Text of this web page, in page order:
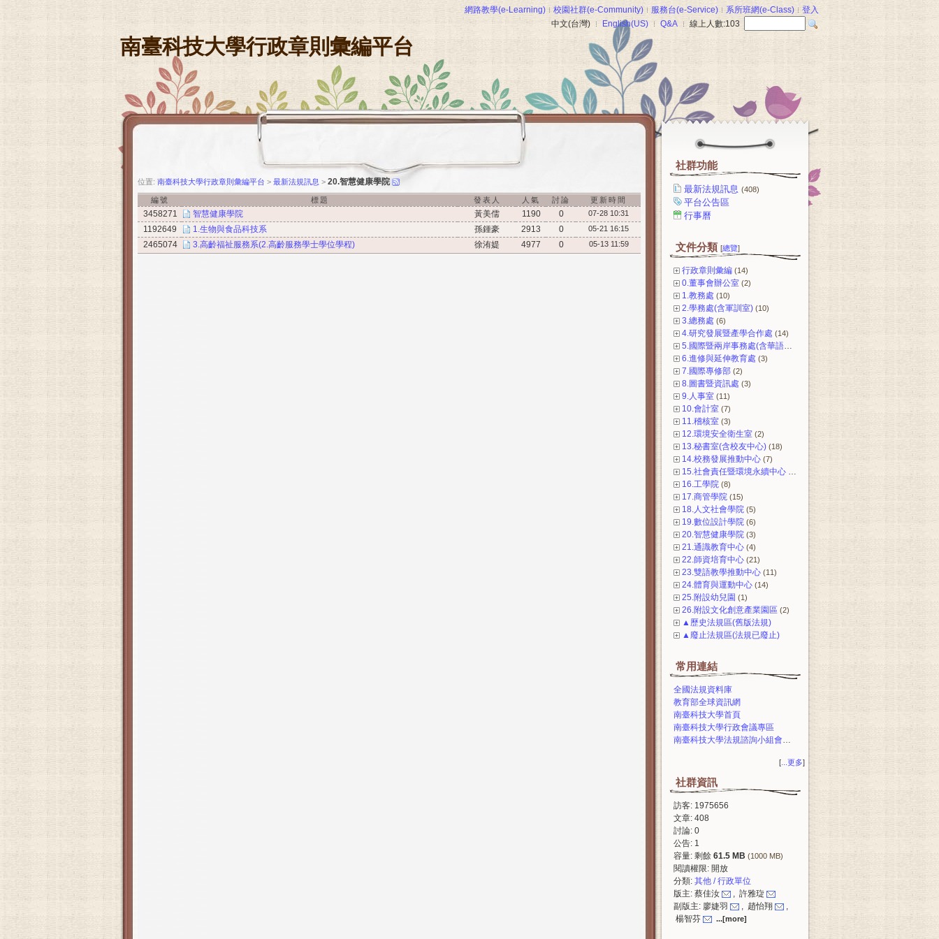
網路教學(e-Learning) 校園社群(e-Community) 服務台(e-Service) 系所班網(e-Class)
登入
中文(台灣)
English(US) Q&A 線上人數:103
南臺科技大學行政章則彙編平台
社群功能
最新法規訊息 (408)
平台公告區
行事曆
文件分類 [總覽]
行政章則彙編 (14)
0.董事會辦公室 (2)
1.教務處 (10)
2.學務處(含軍訓室) (10)
3.總務處 (6)
4.研究發展暨產學合作處 (14)
5.國際暨兩岸事務處(含華語中心)
6.進修與延伸教育處 (3)
7.國際專修部 (2)
8.圖書暨資訊處 (3)
9.人事室 (11)
10.會計室 (7)
11.稽核室 (3)
12.環境安全衛生室 (2)
13.秘書室(含校友中心) (18)
14.校務發展推動中心 (7)
15.社會責任暨環境永續中心
16.工學院 (8)
17.商管學院 (15)
18.人文社會學院 (5)
19.數位設計學院 (6)
20.智慧健康學院 (3)
21.通識教育中心 (4)
22.師資培育中心 (21)
23.雙語教學推動中心 (11)
24.體育與運動中心 (14)
25.附設幼兒園 (1)
26.附設文化創意產業園區 (2)
▲歷史法規區(舊版法規)
▲廢止法規區(法規已廢止)
常用連結
全國法規資料庫
教育部全球資訊網
南臺科技大學首頁
南臺科技大學行政會議專區
南臺科技大學法規諮詢小組會議專區
[ ...更多]
社群資訊
訪客: 1975656
文章: 408
討論: 0
公告: 1
容量: 剩餘 61.5 MB (1000 MB)
閱讀權限: 開放
分類: 其他 / 行政單位
版主: 蔡佳汝
, 許雅琁
副版主: 廖婕羽
, 趙怡翔
,
楊智芬
...[more]
位置: 南臺科技大學行政章則彙編平台 > 最新法規訊息 > 20.智慧健康學院
編號 標題 發表人 人氣 討論 更新時間
3458271 智慧健康學院 黃美儒 1190 0 07-28 10:31
1192649 1.生物與食品科技系 孫鍾豪 2913 0 05-21 16:15
2465074 3.高齡福祉服務系(2.高齡服務學士學位學程) 徐洧媞 4977 0 05-13 11:59